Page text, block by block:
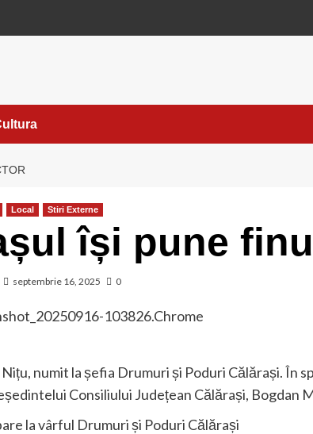
Local Stiri Externe
își pune
septembrie 16, 2025 0
numit la șefia Drumuri și Poduri Călărași. În
Consiliului Județean Călărași, Bogdan
la vârful Drumuri și Poduri Călărași